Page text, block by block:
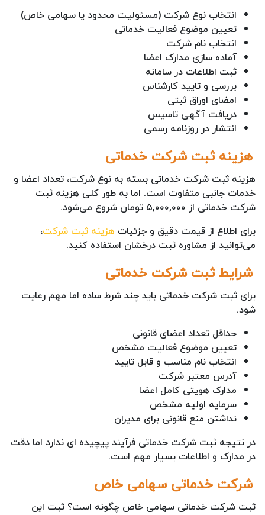
انتخاب نوع شرکت (مسئولیت محدود یا سهامی خاص)
تعیین موضوع فعالیت خدماتی
انتخاب نام شرکت
آماده سازی مدارک اعضا
ثبت اطلاعات در سامانه
بررسی و تایید کارشناس
امضای اوراق ثبتی
دریافت آگهی تاسیس
انتشار در روزنامه رسمی
هزینه ثبت شرکت خدماتی
هزینه ثبت شرکت خدماتی بسته به نوع شرکت، تعداد اعضا و
خدمات جانبی متفاوت است. اما به طور کلی هزینه ثبت
شرکت خدماتی از ۵,۰۰۰,۰۰۰ تومان شروع می‌شود.
برای اطلاع از قیمت دقیق و جزئیات هزینه ثبت شرکت،
می‌توانید از مشاوره ثبت درخشان استفاده کنید.
شرایط ثبت شرکت خدماتی
برای ثبت شرکت خدماتی باید چند شرط ساده اما مهم رعایت
شود.
حداقل تعداد اعضای قانونی
تعیین موضوع فعالیت مشخص
انتخاب نام مناسب و قابل تایید
آدرس معتبر شرکت
مدارک هویتی کامل اعضا
سرمایه اولیه مشخص
نداشتن منع قانونی برای مدیران
در نتیجه ثبت شرکت خدماتی فرآیند پیچیده ای ندارد اما دقت
در مدارک و اطلاعات بسیار مهم است.
شرکت خدماتی سهامی خاص
ثبت شرکت خدماتی سهامی خاص چگونه است؟ ثبت این